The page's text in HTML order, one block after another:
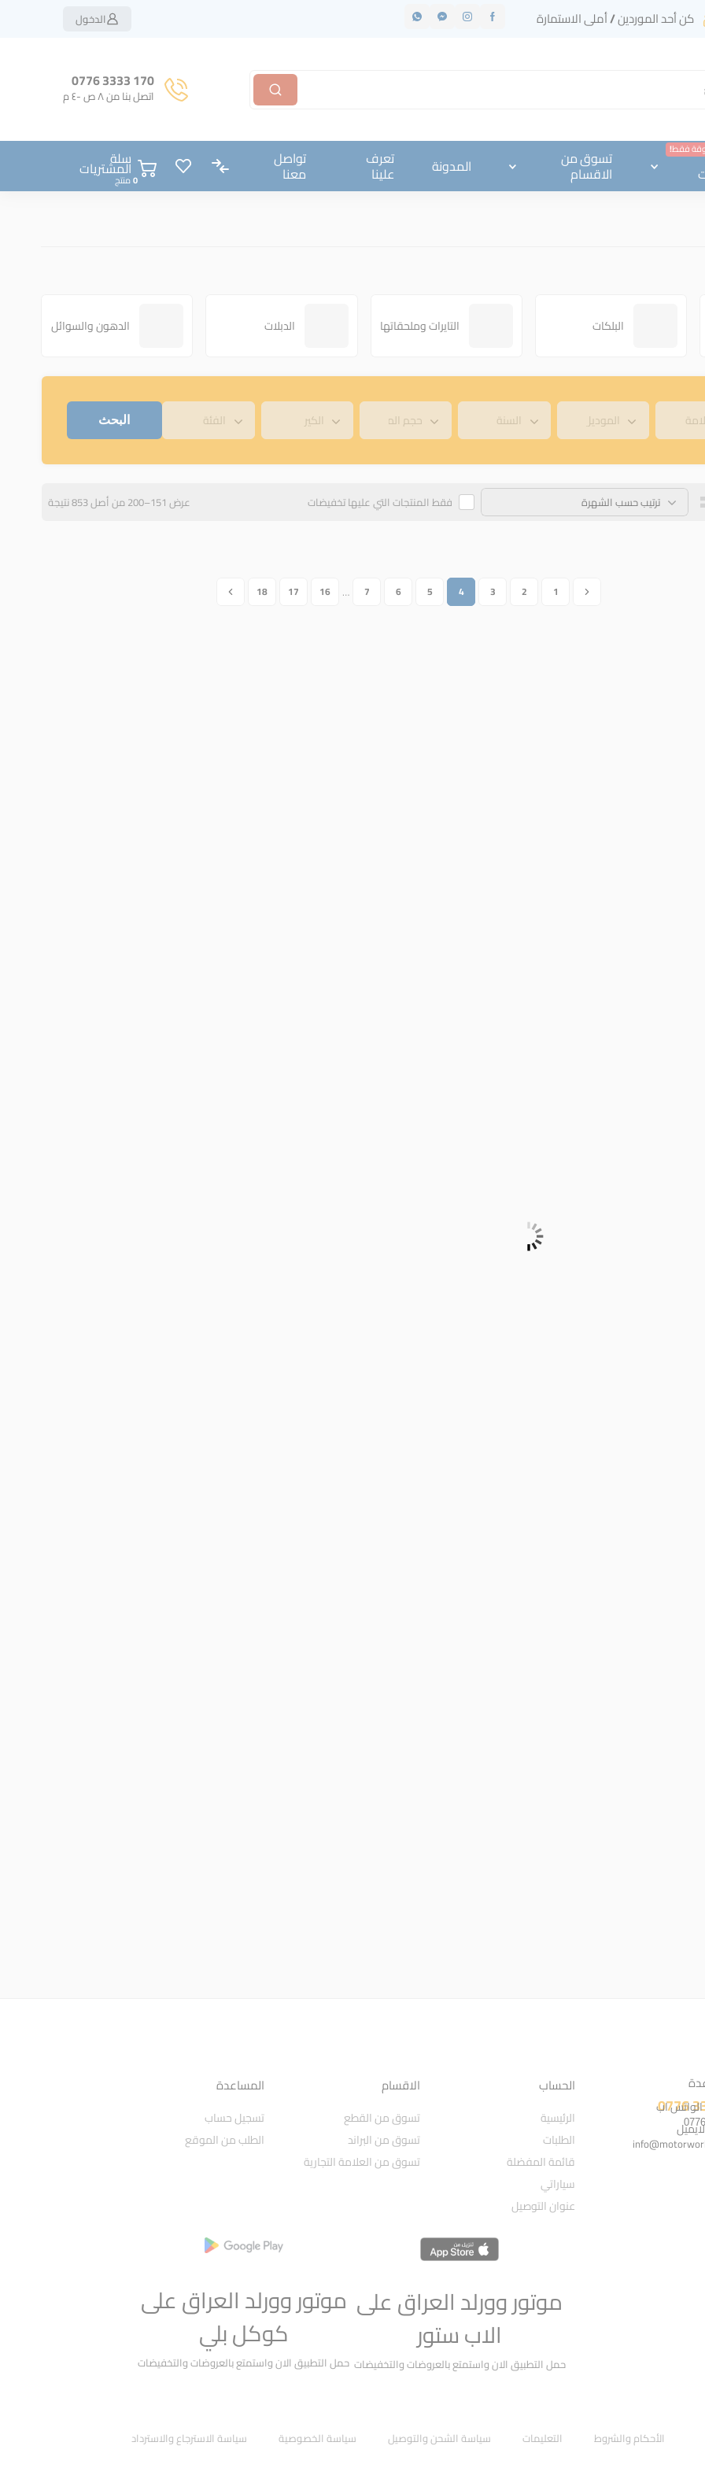
كن أحد الموردين / أملى الاستمارة الدخول
170 3333 0776
اتصل بنا من ٨ ص -٤ م
فقط! تسوق من
الاقسام المدونة تعرف
علينا
تواصل
معنا
سلة
المشتريات
منتج
البلكات التايرات وملحقاتها الدبلات الدهون والسوائل
فقط المنتجات التي عليها تخفيضات عرض 151–200 من أصل 853 نتيجة
1
2
3
4
5
6
7
…
16
17
18
الواتس اب
الحساب
الرئيسية
الطلبات
قائمة المفضلة
سياراتي
عنوان التوصيل
الاقسام
تسوق من القطع
تسوق من البراند
تسوق من العلامة التجارية
المساعدة
تسجيل حساب
الطلب من الموقع
موتور وورلد العراق على
الاب ستور
حمل التطبيق الان واستمتع بالعروضات والتخفيضات
موتور وورلد العراق على
كوكل بلي
حمل التطبيق الان واستمتع بالعروضات والتخفيضات
الأحكام والشروط التعليمات سياسة الشحن والتوصيل سياسة الخصوصية سياسة الاسترجاع والاسترداد